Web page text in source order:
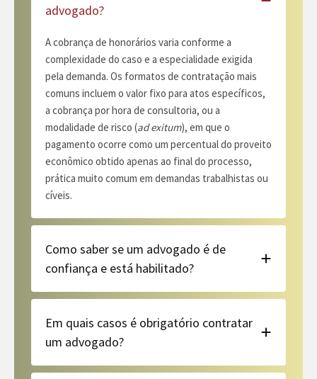
advogado?
A cobrança de honorários varia conforme a
complexidade do caso e a especialidade exigida
pela demanda. Os formatos de contratação mais
comuns incluem o valor fixo para atos específicos,
a cobrança por hora de consultoria, ou a
modalidade de risco (ad exitum), em que o
pagamento ocorre como um percentual do proveito
econômico obtido apenas ao final do processo,
prática muito comum em demandas trabalhistas ou
cíveis.
Como saber se um advogado é de
confiança e está habilitado?
Em quais casos é obrigatório contratar
um advogado?